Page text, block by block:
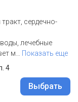
сердечно-
лечебные
м… Показать еще
4
Выбрать